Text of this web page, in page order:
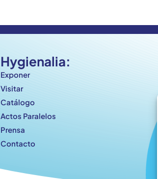
Hygienalia:
Exponer
Visitar
Catálogo
Actos Paralelos
Prensa
Contacto